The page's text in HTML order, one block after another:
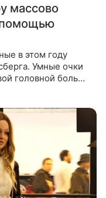
массово
помощью
в этом году
Умные очки
головной болью